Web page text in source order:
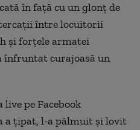
în față cu un glonț de
între locuitorii
și forțele armatei
înfruntat curajoasă un
pe Facebook
a țipat, l-a pălmuit și lovit